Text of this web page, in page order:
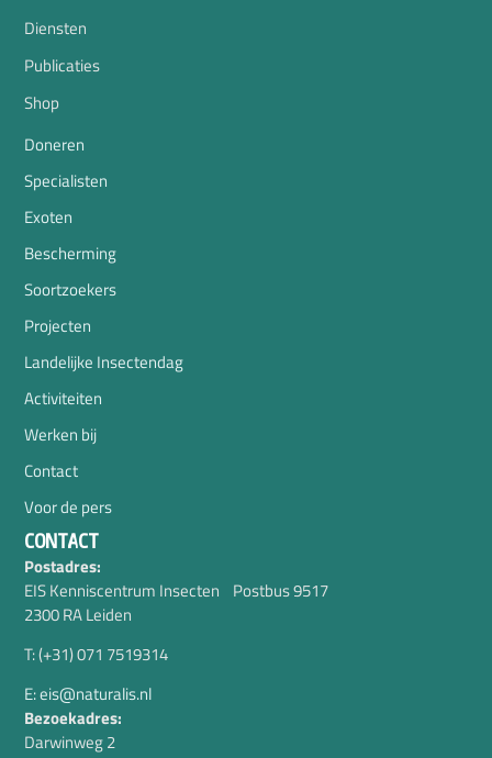
Diensten
Publicaties
Shop
Doneren
Specialisten
Exoten
Bescherming
Soortzoekers
Projecten
Landelijke Insectendag
Activiteiten
Werken bij
Contact
Voor de pers
CONTACT
Postadres:
EIS Kenniscentrum Insecten Postbus 9517
2300 RA Leiden
T: (+31) 071 7519314
E: eis@naturalis.nl
Bezoekadres:
Darwinweg 2